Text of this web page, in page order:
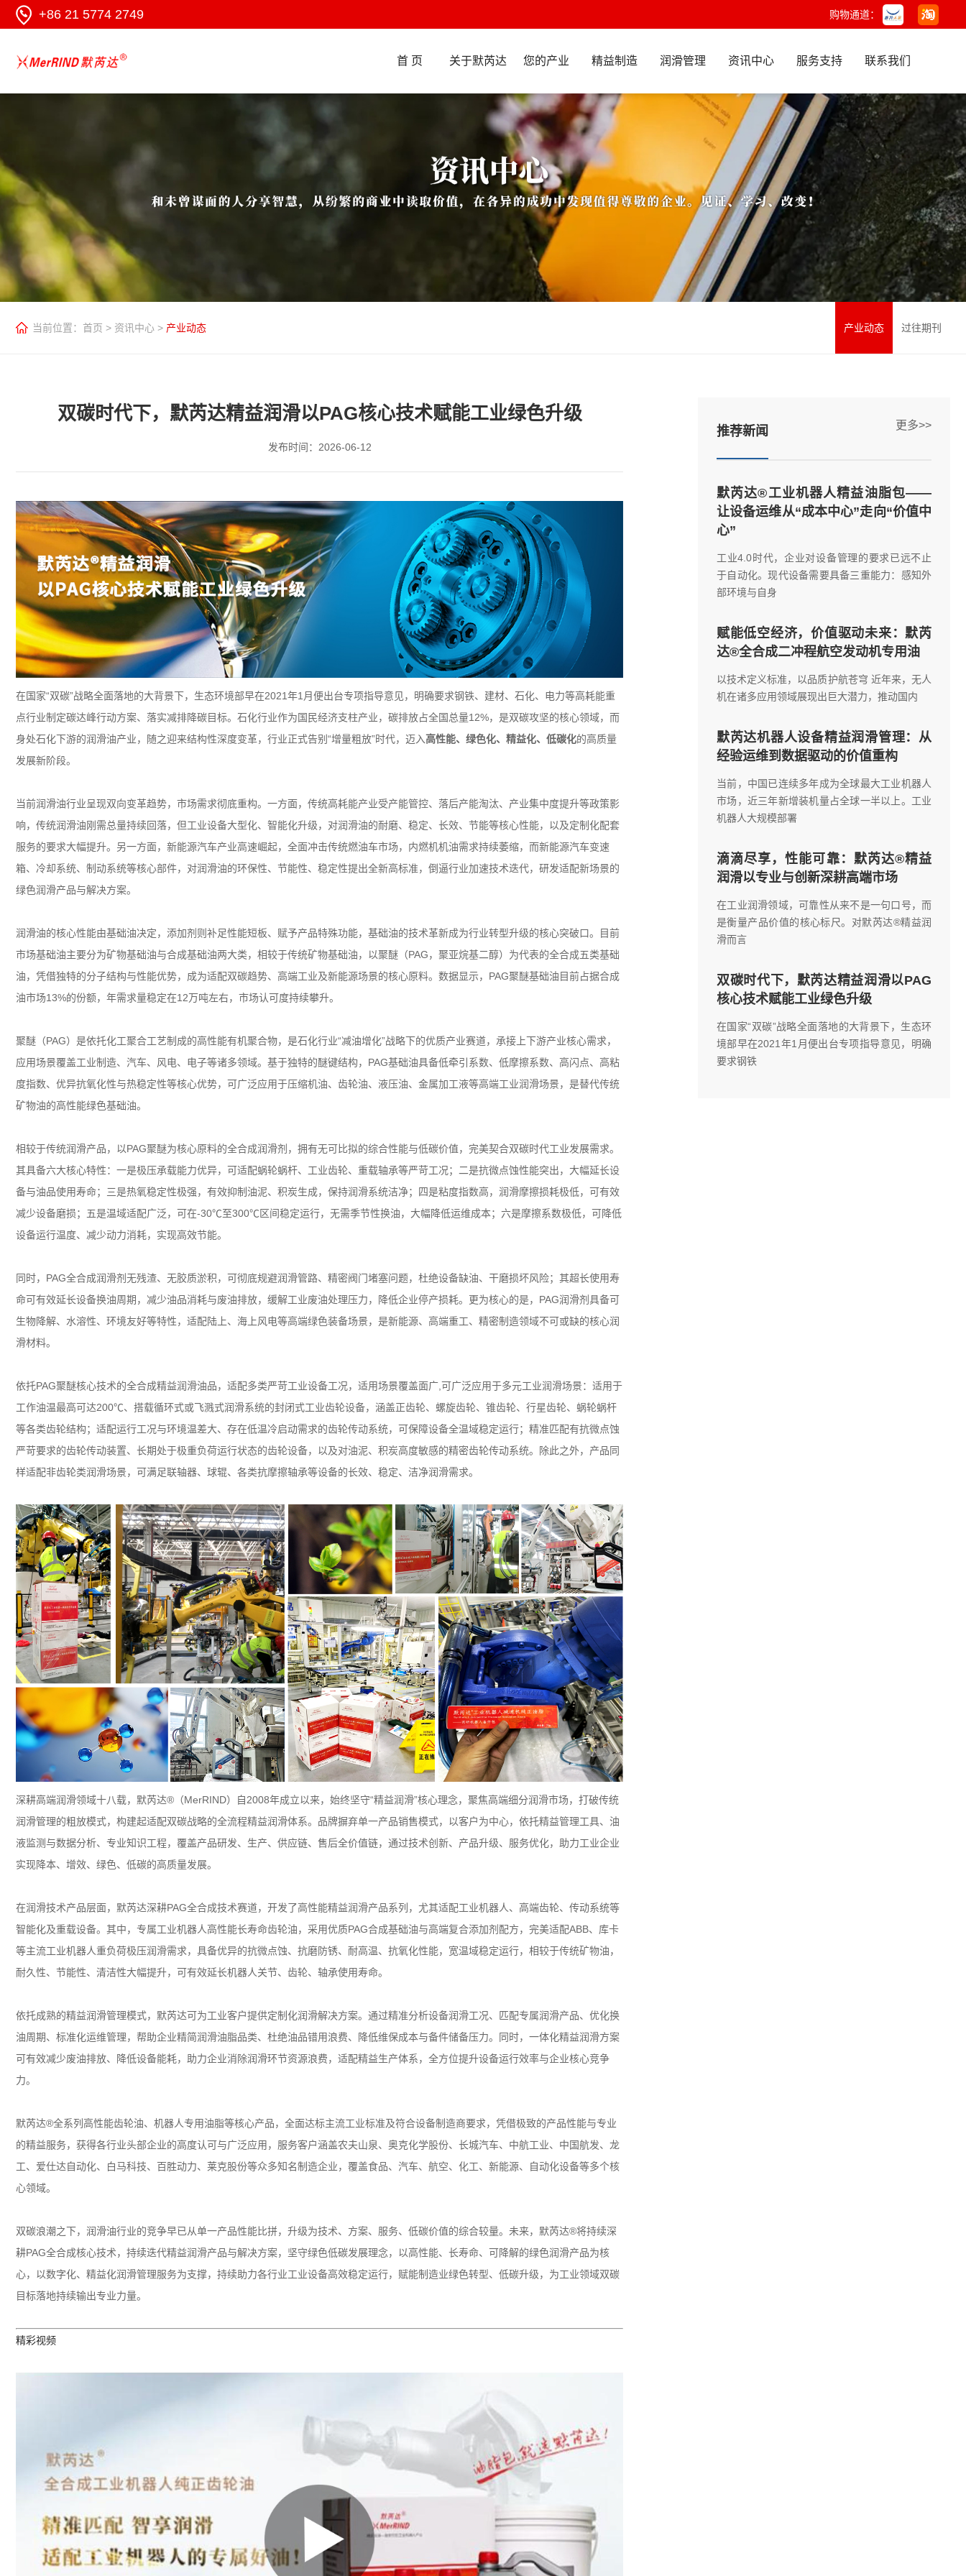
+86 21 5774 2749 购物通道：
首 页 关于默芮达 您的产业 精益制造 润滑管理 资讯中心 服务支持 联系我们
当前位置： 首页 > 资讯中心 > 产业动态 产业动态 过往期刊
双碳时代下，默芮达精益润滑以PAG核心技术赋能工业绿色升级
发布时间：2026-06-12
在国家“双碳”战略全面落地的大背景下，生态环境部早在2021年1 月便出台专项指导意见，明确要求钢铁、建材、石化、电力等高耗能重
点行业制定碳达峰行动方案、落实减排降碳目标。石化行业作为国民经济支柱产业，碳排放占全国总量12%，是双碳攻坚的核心领域，而
身处石化下游的润滑油产业，随之迎来结构性深度变革，行业正式告别 “增量粗放”时代，迈入高性能、绿色化、精益化、低碳化的高质量
发展新阶段。
当前润滑油行业呈现双向变革趋势，市场需求彻底重构。一方面，传统高耗能产业受产能管控、落后产能淘汰、产业集中度提升等政策影
响，传统润滑油刚需总量持续回落，但工业设备大型化、智能化升级，对润滑油的耐磨、稳定、长效、节能等核心性能，以及定制化配套
服务的要求大幅提升。另一方面，新能源汽车产业高速崛起，全面冲击传统燃油车市场，内燃机机油需求持续萎缩，而新能源汽车变速
箱、冷却系统、制动系统等核心部件，对润滑油的环保性、节能性、稳定性提出全新高标准，倒逼行业加速技术迭代，研发适配新场景的
绿色润滑产品与解决方案。
润滑油的核心性能由基础油决定，添加剂则补足性能短板、赋予产品特殊功能，基础油的技术革新成为行业转型升级的核心突破口。目前
市场基础油主要分为矿物基础油与合成基础油两大类，相较于传统矿物基础油，以聚醚（PAG，聚亚烷基二醇）为代表的全合成五类基础
油，凭借独特的分子结构与性能优势，成为适配双碳趋势、高端工业及新能源场景的核心原料。数据显示， PAG聚醚基础油目前占据合成
油市场13%的份额，年需求量稳定在12万吨左右，市场认可度持续攀升。
聚醚（PAG）是依托化工聚合工艺制成的高性能有机聚合物，是石化行业“减油增化”战略下的优质产业赛道，承接上下游产业核心需求，
应用场景覆盖工业制造、汽车、风电、电子等诸多领域。基于独特的醚键结构， PAG基础油具备低牵引系数、低摩擦系数、高闪点、高粘
度指数、优异抗氧化性与热稳定性等核心优势，可广泛应用于压缩机油、齿轮油、液压油、金属加工液等高端工业润滑场景，是替代传统
矿物油的高性能绿色基础油。
相较于传统润滑产品，以PAG聚醚为核心原料的全合成润滑剂，拥有无可比拟的综合性能与低碳价值，完美契合双碳时代工业发展需求。
其具备六大核心特性：一是极压承载能力优异，可适配蜗轮蜗杆、工业齿轮、重载轴承等严苛工况；二是抗微点蚀性能突出，大幅延长设
备与油品使用寿命；三是热氧稳定性极强，有效抑制油泥、积炭生成，保持润滑系统洁净；四是粘度指数高，润滑摩擦损耗极低，可有效
减少设备磨损；五是温域适配广泛，可在-30℃至300℃区间稳定运行，无需季节性换油，大幅降低运维成本；六是摩擦系数极低，可降低
设备运行温度、减少动力消耗，实现高效节能。
同时， PAG全合成润滑剂无残渣、无胶质淤积，可彻底规避润滑管路、精密阀门堵塞问题，杜绝设备缺油、干磨损坏风险；其超长使用寿
命可有效延长设备换油周期，减少油品消耗与废油排放，缓解工业废油处理压力，降低企业停产损耗。更为核心的是， PAG润滑剂具备可
生物降解、水溶性、环境友好等特性，适配陆上、海上风电等高端绿色装备场景，是新能源、高端重工、精密制造领域不可或缺的核心润
滑材料。
依托PAG聚醚核心技术的全合成精益润滑油品，适配多类严苛工业设备工况，适用场景覆盖面广,可广泛应用于多元工业润滑场景：适用于
工作油温最高可达200℃、搭载循环式或飞溅式润滑系统的封闭式工业齿轮设备，涵盖正齿轮、螺旋齿轮、锥齿轮、行星齿轮、蜗轮蜗杆
等各类齿轮结构；适配运行工况与环境温差大、存在低温冷启动需求的齿轮传动系统，可保障设备全温域稳定运行；精准匹配有抗微点蚀
严苛要求的齿轮传动装置、长期处于极重负荷运行状态的齿轮设备，以及对油泥、积炭高度敏感的精密齿轮传动系统。除此之外，产品同
样适配非齿轮类润滑场景，可满足联轴器、球辊、各类抗摩擦轴承等设备的长效、稳定、洁净润滑需求。
深耕高端润滑领域十八载，默芮达® （MerRIND）自2008年成立以来，始终坚守“精益润滑”核心理念，聚焦高端细分润滑市场，打破传统
润滑管理的粗放模式，构建起适配双碳战略的全流程精益润滑体系。品牌摒弃单一产品销售模式，以客户为中心，依托精益管理工具、油
液监测与数据分析、专业知识工程，覆盖产品研发、生产、供应链、售后全价值链，通过技术创新、产品升级、服务优化，助力工业企业
实现降本、增效、绿色、低碳的高质量发展。
在润滑技术产品层面，默芮达深耕PAG全合成技术赛道，开发了高性能精益润滑产品系列，尤其适配工业机器人、高端齿轮、传动系统等
智能化及重载设备。其中，专属工业机器人高性能长寿命齿轮油，采用优质PAG合成基础油与高端复合添加剂配方，完美适配ABB、库卡
等主流工业机器人重负荷极压润滑需求，具备优异的抗微点蚀、抗磨防锈、耐高温、抗氧化性能，宽温域稳定运行，相较于传统矿物油，
耐久性、节能性、清洁性大幅提升，可有效延长机器人关节、齿轮、轴承使用寿命。
依托成熟的精益润滑管理模式，默芮达可为工业客户提供定制化润滑解决方案。通过精准分析设备润滑工况、匹配专属润滑产品、优化换
油周期、标准化运维管理，帮助企业精简润滑油脂品类、杜绝油品错用浪费、降低维保成本与备件储备压力。同时，一体化精益润滑方案
可有效减少废油排放、降低设备能耗，助力企业消除润滑环节资源浪费，适配精益生产体系，全方位提升设备运行效率与企业核心竞争
力。
默芮达®全系列高性能齿轮油、机器人专用油脂等核心产品，全面达标主流工业标准及符合设备制造商要求，凭借极致的产品性能与专业
的精益服务，获得各行业头部企业的高度认可与广泛应用，服务客户涵盖农夫山泉、奥克化学股份、长城汽车、中航工业、中国航发、龙
工、爱仕达自动化、白马科技、百胜动力、莱克股份等众多知名制造企业，覆盖食品、汽车、航空、化工、新能源、自动化设备等多个核
心领域。
双碳浪潮之下，润滑油行业的竞争早已从单一产品性能比拼，升级为技术、方案、服务、低碳价值的综合较量。未来，默芮达®将持续深
耕PAG全合成核心技术，持续迭代精益润滑产品与解决方案，坚守绿色低碳发展理念，以高性能、长寿命、可降解的绿色润滑产品为核
心，以数字化、精益化润滑管理服务为支撑，持续助力各行业工业设备高效稳定运行，赋能制造业绿色转型、低碳升级，为工业领域双碳
目标落地持续输出专业力量。
精彩视频
推荐新闻 更多>>
默芮达®工业机器人精益油脂包——
让设备运维从“成本中心”走向“价值中
心”
工业4.0时代，企业对设备管理的要求已远不止
于自动化。现代设备需要具备三重能力：感知外
部环境与自身
赋能低空经济，价值驱动未来：默芮
达®全合成二冲程航空发动机专用油
以技术定义标准，以品质护航苍穹 近年来，无人
机在诸多应用领域展现出巨大潜力，推动国内
默芮达机器人设备精益润滑管理：从
经验运维到数据驱动的价值重构
当前，中国已连续多年成为全球最大工业机器人
市场，近三年新增装机量占全球一半以上。工业
机器人大规模部署
滴滴尽享，性能可靠：默芮达®精益
润滑以专业与创新深耕高端市场
在工业润滑领域，可靠性从来不是一句口号，而
是衡量产品价值的核心标尺。对默芮达®精益润
滑而言
双碳时代下，默芮达精益润滑以PAG
核心技术赋能工业绿色升级
在国家“双碳”战略全面落地的大背景下，生态环
境部早在2021年1月便出台专项指导意见，明确
要求钢铁